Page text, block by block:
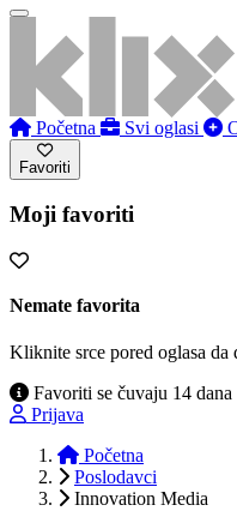
Početna Svi oglasi
Favoriti
Moji favoriti
Nemate favorita
Kliknite srce pored oglasa da
Favoriti se čuvaju 14 dana
Prijava
Početna
Poslodavci
Innovation Media